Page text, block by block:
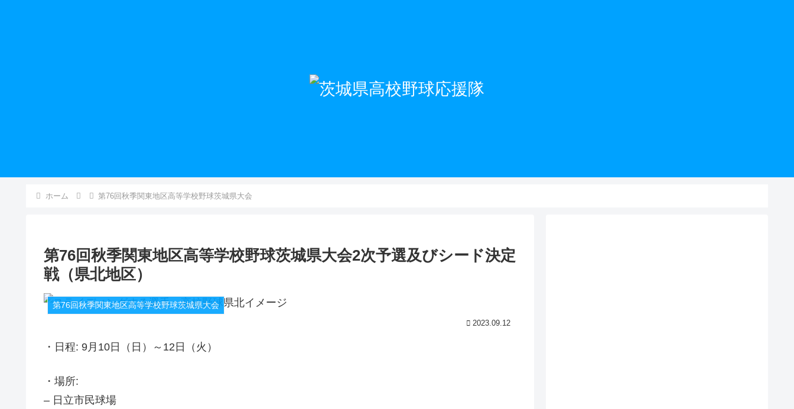
ホーム 第76回秋季関東地区高等学校野球茨城県大会
第76回秋季関東地区高等学校野球茨城県大会2次予選及びシード決定
戦（県北地区）
第76回秋季関東地区高等学校野球茨城県大会
2023.09.12
・日程: 9月10日（日）～12日（火）
・場所:
– 日立市民球場